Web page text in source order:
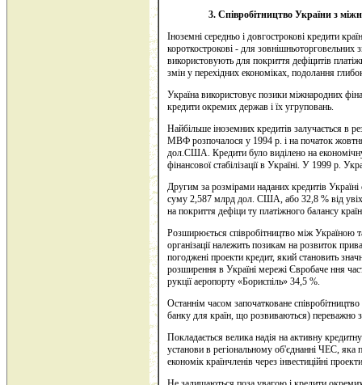
3. Співробітництво України з
Іноземні середньо і довгострокові кредити
короткострокові - для зовнішньоторговельних
використовують для покриття дефіцитів
змін у перехідних економіках, подолання
Україна використовує позики міжнародних
кредити окремих держав і їх угруповань.
Найбільше іноземних кредитів залучається в
МВФ розпочалося у 1994 р. і на початок
дол.США. Кредити було виділено на
фінансової стабілізації в Україні. У 1999 р.
Другим за розмірами наданих кредитів
суму 2,587 млрд дол. США, або 32,8 % від
на покриття дефіци ту платіжного балансу
Розширюється співробітництво між Україною
організації належить позикам на розвиток
погоджені проекти кредит, який становить
розширення в Україні мережі Євробаче ння
рукції аеропорту «Бориспіль» 34,5 %.
Останнім часом започатковане
банку для країн, що розвиваються) переважно
Покладається велика надія на активну
установи в регіональному об'єднанні ЧЕС, яка
економік країнчленів через інвестиційні